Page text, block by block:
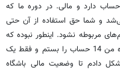
مدیرعامل اسبق پرسپولیس گفت: باشگاه ذی‎‌حساب دارد و مالی. در دوره ما که
و شما حق استفاده از آن حتی
مربوطه نشود. اینطور نبوده که
بیاید به حساب تقی و علی! اتفاقا در دوره بنده من 14 حساب را بستم و فقط یک
دادم تا وضعیت مالی باشگاه